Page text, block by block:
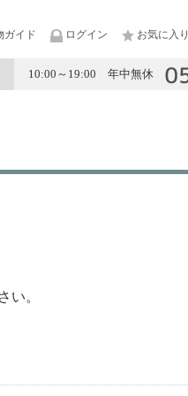
ガイド ログイン お気に入り
10:00～19:00 年中無休
い。